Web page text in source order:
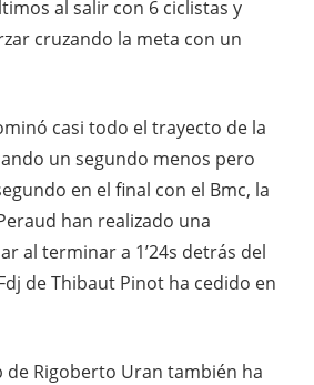
al salir con 6 ciclistas y
cruzando la meta con un
casi todo el trayecto de la
un segundo menos pero
en el final con el Bmc, la
han realizado una
al terminar a 1’24s detrás del
de Thibaut Pinot ha cedido en
de Rigoberto Uran también ha